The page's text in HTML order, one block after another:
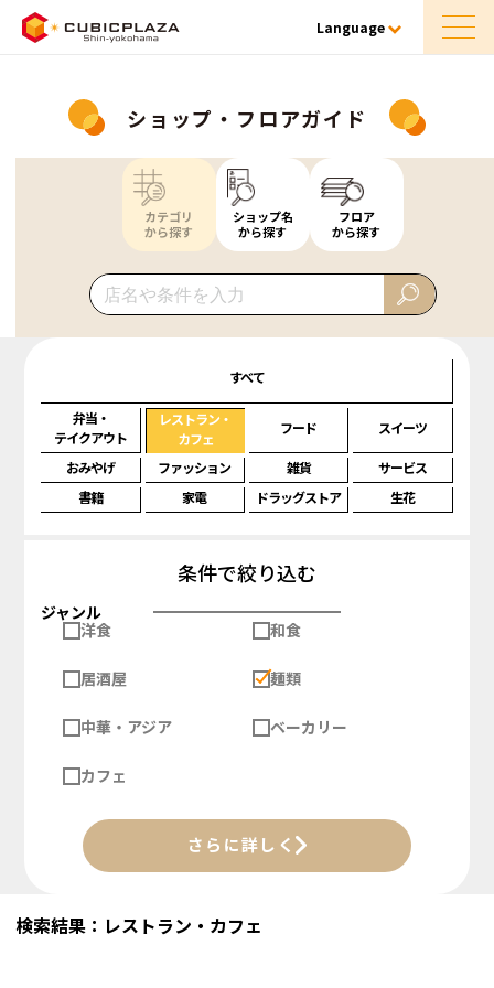
Language
ショップ・フロアガイド
カテゴリ
から探す
ショップ名
から探す
フロア
から探す
すべて
弁当・
テイクアウト
レストラン・
カフェ
フード スイーツ
おみやげ ファッション 雑貨
サービス
書籍
家電 ドラッグストア 生花
条件で絞り込む
ジャンル
洋食
和食
居酒屋 麺類
中華・アジア ベーカリー
カフェ
さらに詳しく
検索結果：レストラン・カフェ